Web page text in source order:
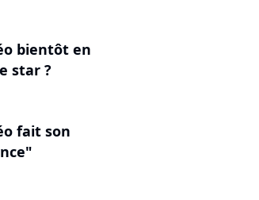
bientôt en
star ?
fait son